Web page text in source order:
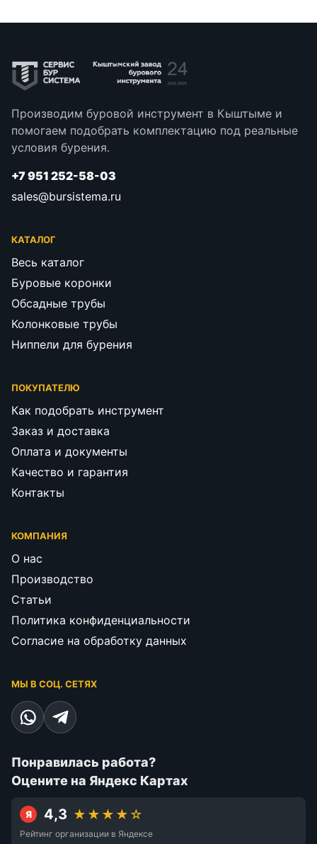
Производим буровой инструмент в Кыштыме и
помогаем подобрать комплектацию под реальные
условия бурения.
+7 951 252-58-03
sales@bursistema.ru
КАТАЛОГ
Весь каталог
Буровые коронки
Обсадные трубы
Колонковые трубы
Ниппели для бурения
ПОКУПАТЕЛЮ
Как подобрать инструмент
Заказ и доставка
Оплата и документы
Качество и гарантия
Контакты
КОМПАНИЯ
О нас
Производство
Статьи
Политика конфиденциальности
Согласие на обработку данных
МЫ В СОЦ. СЕТЯХ
Понравилась работа?
Оцените на Яндекс Картах
Я 4,3 ★★★★☆
Рейтинг организации в Яндексе